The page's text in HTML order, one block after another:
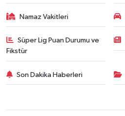
Namaz Vakitleri
Süper Lig Puan Durumu ve
Fikstür
Son Dakika Haberleri